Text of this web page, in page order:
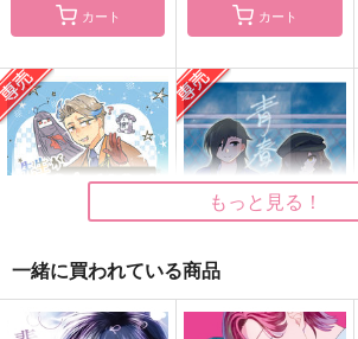
787円
雑渡昆奈門×高坂陣内左衛門
サンプル
作品詳細
629 （税込）
岡田以蔵×高杉晋作
サンプル
作品詳細
カート カート
先生があそびにきたぞ
青春ファタール
もっと見る！
一緒に買われている商品